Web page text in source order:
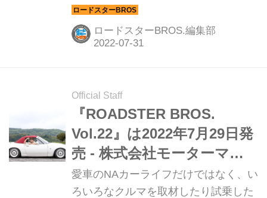
が開催された。2021年は新型コロナウ
イルス感染拡大の影響で中止となった
ため、2年ぶりの開催となった。
ロードスターBROS.編集部
Official Staff
『ROADSTER BROS.
Vol.22』は2022年7月29日発
売 - 株式会社モーターマガ
ジン社
愛車のNAカーライフだけではなく、い
ろいろなクルマを取材したり試乗した